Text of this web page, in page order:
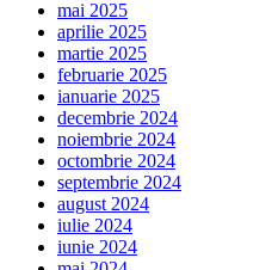
mai 2025
aprilie 2025
martie 2025
februarie 2025
ianuarie 2025
decembrie 2024
noiembrie 2024
octombrie 2024
septembrie 2024
august 2024
iulie 2024
iunie 2024